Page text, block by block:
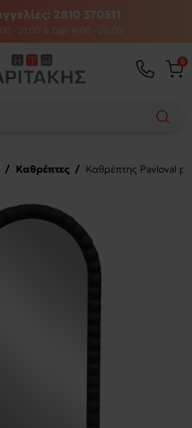
2810 370511
- 21:00 & Σάβ: 9:00 - 20:00
0
/ Καθρέπτες / Καθρέπτης Pavloval